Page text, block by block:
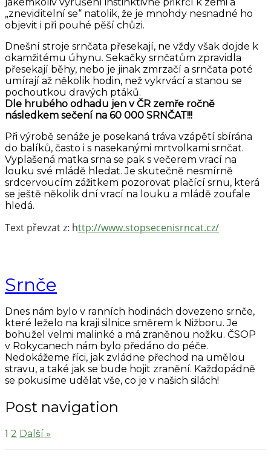
„zneviditelní se“ natolik, že je mnohdy nesnadné ho
objevit i při pouhé pěší chůzi.
Dnešní stroje srnčata přesekají, ne vždy však dojde k
okamžitému úhynu. Sekačky srnčatům zpravidla
přesekají běhy, nebo je jinak zmrzačí a srnčata poté
umírají až několik hodin, než vykrvácí a stanou se
pochoutkou dravých ptáků.
Dle hrubého odhadu jen v ČR zemře ročně
následkem sečení na 60 000 SRNČAT!!!
Při výrobě senáže je posekaná tráva vzápětí sbírána
do balíků, často i s nasekanými mrtvolkami srnčat.
Vyplašená matka srna se pak s večerem vrací na
louku své mládě hledat. Je skutečně nesmírně
srdcervoucím zážitkem pozorovat plačící srnu, která
se ještě několik dní vrací na louku a mládě zoufale
hledá.
Text převzat z: http://www.stopsecenisrncat.cz/
Srnče
Dnes nám bylo v ranních hodinách dovezeno srnče,
které leželo na kraji silnice směrem k Nižboru. Je
bohužel velmi malinké a má zraněnou nožku. ČSOP
v Rokycanech nám bylo předáno do péče.
Nedokážeme říci, jak zvládne přechod na umělou
stravu, a také jak se bude hojit zranění. Každopádně
se pokusíme udělat vše, co je v našich silách!
Post navigation
1 2 Další »